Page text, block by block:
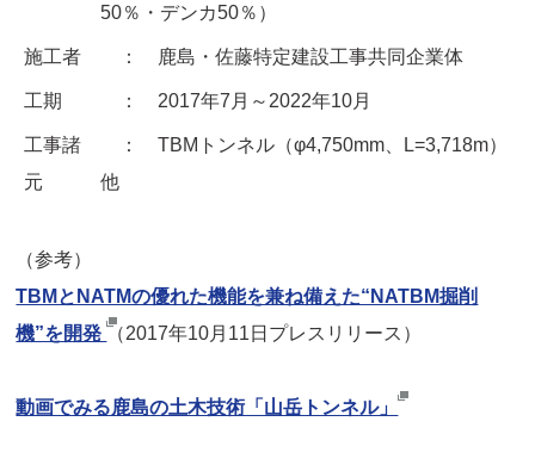
50％・デンカ50％）
施工者 ： 鹿島・佐藤特定建設工事共同企業体
工期 ： 2017年7月～2022年10月
工事諸
元
： TBMトンネル（φ4,750mm、L=3,718m）
他
（参考）
TBMとNATMの優れた機能を兼ね備えた“NATBM掘削
機”を開発（2017年10月11日プレスリリース）
動画でみる鹿島の土木技術「山岳トンネル」